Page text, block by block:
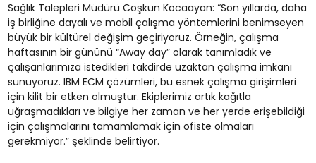
Sağlık Talepleri Müdürü Coşkun Kocaayan: “Son yıllarda, daha
iş birliğine dayalı ve mobil çalışma yöntemlerini benimseyen
büyük bir kültürel değişim geçiriyoruz. Örneğin, çalışma
haftasının bir gününü “Away day” olarak tanımladık ve
çalışanlarımıza istedikleri takdirde uzaktan çalışma imkanı
sunuyoruz. IBM ECM çözümleri, bu esnek çalışma girişimleri
için kilit bir etken olmuştur. Ekiplerimiz artık kağıtla
uğraşmadıkları ve bilgiye her zaman ve her yerde erişebildiği
için çalışmalarını tamamlamak için ofiste olmaları
gerekmiyor.” şeklinde belirtiyor.